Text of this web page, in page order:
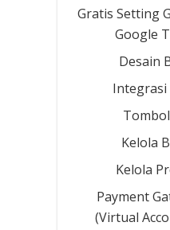
Gratis Setting
Google
Desain
Integrasi
Kelola
Kelola
Payment
(Virtual